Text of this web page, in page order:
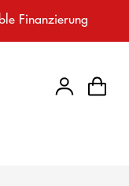
Finanzierung